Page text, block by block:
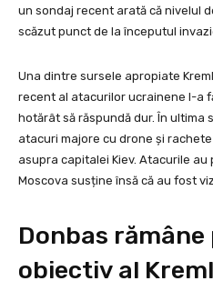
un sondaj recent arată că nivelul
scăzut punct de la începutul
Una dintre sursele apropiate
recent al atacurilor ucrainene l-a
hotărât să răspundă dur. În ultima
atacuri majore cu drone și
asupra capitalei Kiev. Atacurile
Moscova susține însă că au fost
Donbas
obiectiv al